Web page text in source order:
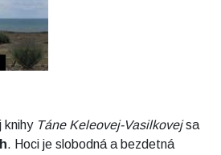
knihy Táne Keleovej-Vasilkovejsa
. Hoci je slobodná a bezdetná